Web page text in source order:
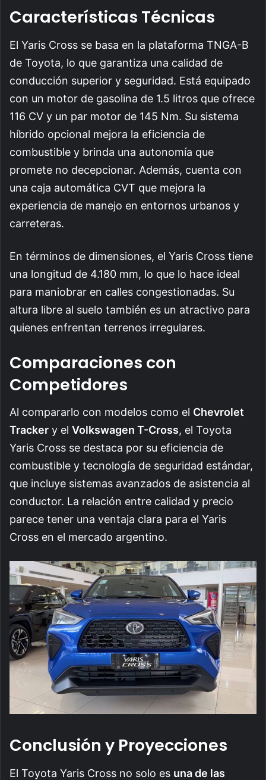
Características Técnicas
El Yaris Cross se basa en la plataforma TNGA-B
de Toyota, lo que garantiza una calidad de
conducción superior y seguridad. Está equipado
con un motor de gasolina de 1.5 litros que ofrece
116 CV y un par motor de 145 Nm. Su sistema
híbrido opcional mejora la eficiencia de
combustible y brinda una autonomía que
promete no decepcionar. Además, cuenta con
una caja automática CVT que mejora la
experiencia de manejo en entornos urbanos y
carreteras.
En términos de dimensiones, el Yaris Cross tiene
una longitud de 4.180 mm, lo que lo hace ideal
para maniobrar en calles congestionadas. Su
altura libre al suelo también es un atractivo para
quienes enfrentan terrenos irregulares.
Comparaciones con
Competidores
Al compararlo con modelos como el Chevrolet
Tracker y el Volkswagen T-Cross, el Toyota
Yaris Cross se destaca por su eficiencia de
combustible y tecnología de seguridad estándar,
que incluye sistemas avanzados de asistencia al
conductor. La relación entre calidad y precio
parece tener una ventaja clara para el Yaris
Cross en el mercado argentino.
Conclusión y Proyecciones
El Toyota Yaris Cross no solo es una de las